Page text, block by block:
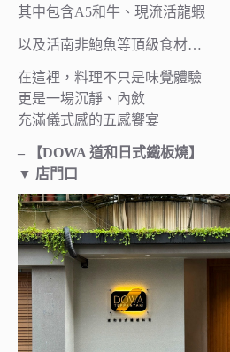
其中包含A5和牛、現流活龍蝦
以及活南非鮑魚等頂級食材…
在這裡，料理不只是味覺體驗
更是一場沉靜、內斂
充滿儀式感的五感饗宴
– 【DOWA 道和日式鐵板燒】
▼ 店門口